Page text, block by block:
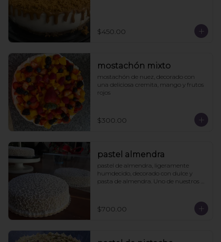
$450.00
mostachón mixto
mostachón de nuez, decorado con
una deliciosa cremita, mango y frutos
rojos
$300.00
pastel almendra
pastel de almendra, ligeramente
humdecido, decorado con dulce y
pasta de almendra. Uno de nuestros
$700.00